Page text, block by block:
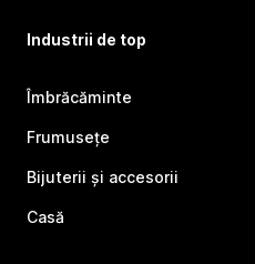
Industrii de top
Îmbrăcăminte
Frumusețe
Bijuterii și accesorii
Casă